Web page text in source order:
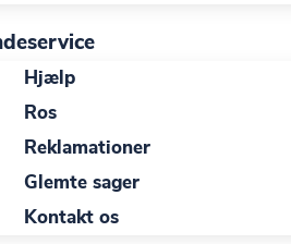
Hjælp
Ros
Reklamationer
Glemte sager
Kontakt os